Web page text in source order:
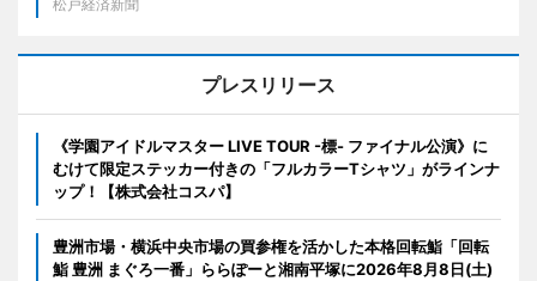
松戸経済新聞
プレスリリース
《学園アイドルマスター LIVE TOUR -標- ファイナル公演》に
むけて限定ステッカー付きの「フルカラーTシャツ」がラインナ
ップ！【株式会社コスパ】
豊洲市場・横浜中央市場の買参権を活かした本格回転鮨「回転
鮨 豊洲 まぐろ一番」ららぽーと湘南平塚に2026年8月8日(土)